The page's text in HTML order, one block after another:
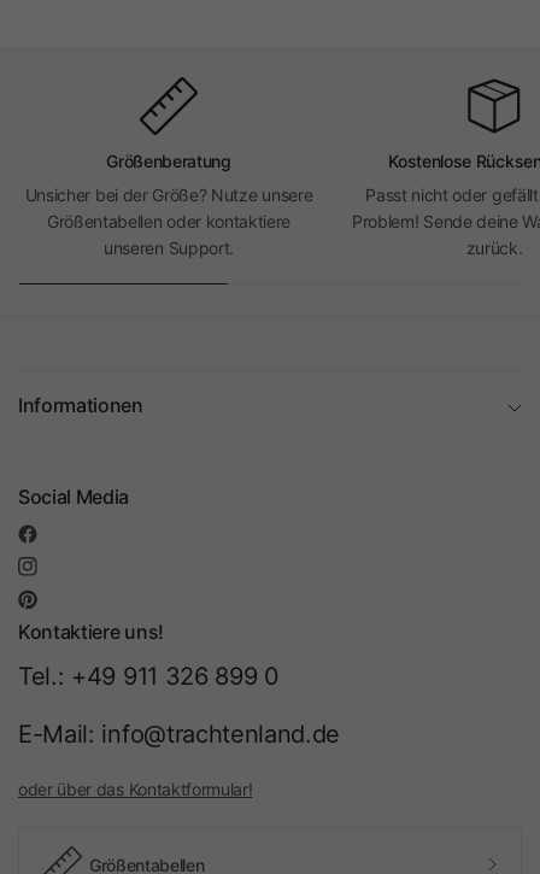
Größenberatung
Unsicher bei der Größe? Nutze unsere
Größentabellen oder kontaktiere
unseren Support.
Kostenlose
Passt nicht oder
Problem! Sende deine
zurück.
Informationen
Social Media
Kontaktiere uns!
Tel.: +49 911 326 899 0
E-Mail: info@trachtenland.de
oder über das Kontaktformular!
Größentabellen